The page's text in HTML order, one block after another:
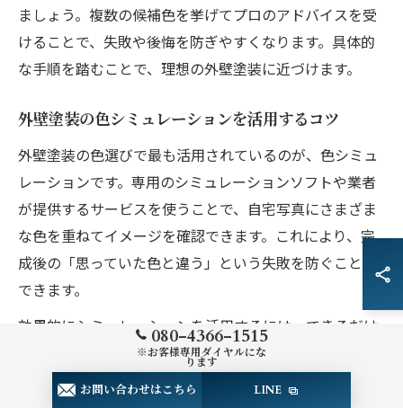
ましょう。複数の候補色を挙げてプロのアドバイスを受
けることで、失敗や後悔を防ぎやすくなります。具体的
な手順を踏むことで、理想の外壁塗装に近づけます。
外壁塗装の色シミュレーションを活用するコツ
外壁塗装の色選びで最も活用されているのが、色シミュ
レーションです。専用のシミュレーションソフトや業者
が提供するサービスを使うことで、自宅写真にさまざま
な色を重ねてイメージを確認できます。これにより、完
成後の「思っていた色と違う」という失敗を防ぐことが
できます。
効果的にシミュレーションを活用するには、できるだけ
実際の家の写真を使い、複数の時間帯や天候での見え方
も確認することが重要です。また、家族や第三者の意見
080-4366-1515
※お客様専用ダイヤルにな
ります
お問い合わせはこちら LINE